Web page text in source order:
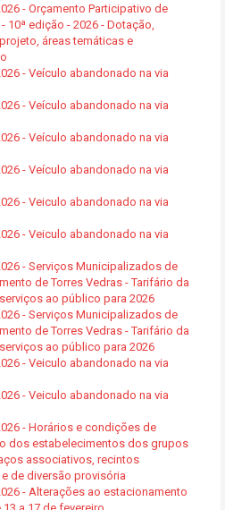
- Orçamento Participativo de
10ª edição - 2026 - Dotação,
áreas temáticas e
- Veículo abandonado na via
- Veículo abandonado na via
- Veículo abandonado na via
- Veículo abandonado na via
- Veiculo abandonado na via
- Veiculo abandonado na via
- Serviços Municipalizados de
de Torres Vedras - Tarifário da
ao público para 2026
- Serviços Municipalizados de
de Torres Vedras - Tarifário da
ao público para 2026
- Veiculo abandonado na via
- Veiculo abandonado na via
- Horários e condições de
dos estabelecimentos dos grupos
associativos, recintos
de diversão provisória
- Alterações ao estacionamento